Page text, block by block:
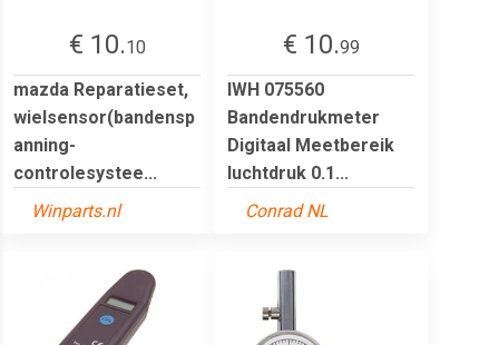
€ 10.10
mazda Reparatieset,
wielsensor(bandensp
anning-
controlesystee...
Winparts.nl
€ 10.99
IWH 075560
Bandendrukmeter
Digitaal Meetbereik
luchtdruk 0.1...
Conrad NL